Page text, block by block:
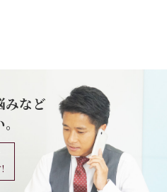
みなど